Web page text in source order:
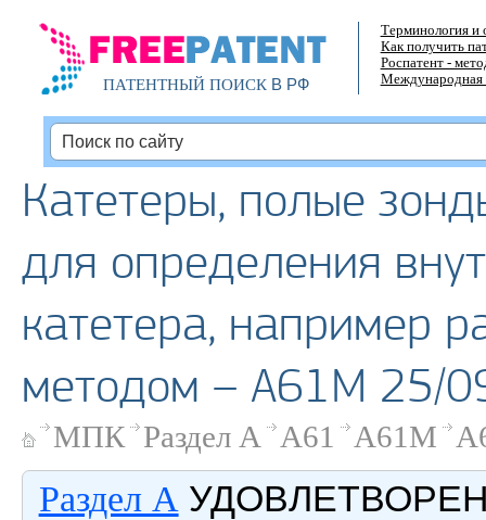
ПАТЕНТНЫЙ ПОИСКВ РФ
Терминология и
Как получить
Роспатент -
Международная
Катетеры, полые
для определения
катетера, например
методом – A61M 25/
МПК Раздел A A61 A61M
Раздел A